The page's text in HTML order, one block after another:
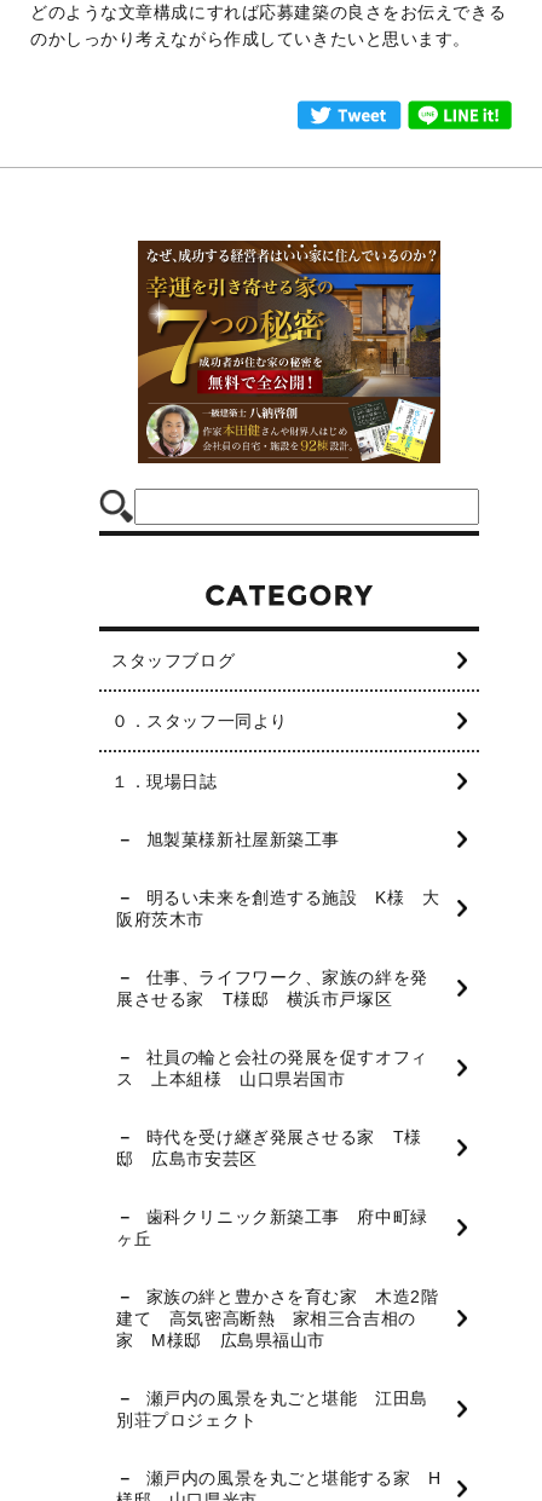
どのような文章構成にすれば応募建築の良さをお伝えできる
のかしっかり考えながら作成していきたいと思います。
スタッフブログ
０．スタッフ一同より
１．現場日誌
旭製菓様新社屋新築工事
明るい未来を創造する施設 K様 大
阪府茨木市
仕事、ライフワーク、家族の絆を発
展させる家 T様邸 横浜市戸塚区
社員の輪と会社の発展を促すオフィ
ス 上本組様 山口県岩国市
時代を受け継ぎ発展させる家 T様
邸 広島市安芸区
歯科クリニック新築工事 府中町緑
ヶ丘
家族の絆と豊かさを育む家 木造2階
建て 高気密高断熱 家相三合吉相の
家 M様邸 広島県福山市
瀬戸内の風景を丸ごと堪能 江田島
別荘プロジェクト
瀬戸内の風景を丸ごと堪能する家 H